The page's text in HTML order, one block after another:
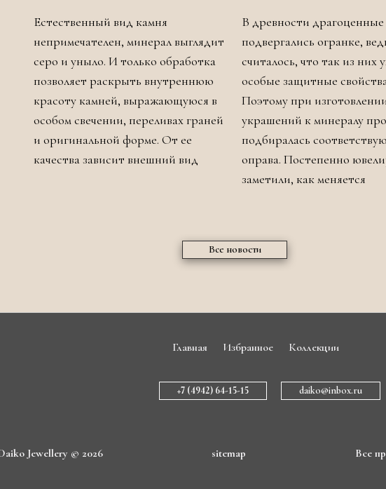
Естественный вид камня
непримечателен, минерал выглядит
серо и уныло. И только обработка
позволяет раскрыть внутреннюю
красоту камней, выражающуюся в
особом свечении, переливах граней
и оригинальной форме. От ее
качества зависит внешний вид
В древности
подвергались огранке,
считалось, что так из них
особые защитные
Поэтому при
украшений к минералу
подбиралась
оправа. Постепенно
заметили, как меняется
Все новости
Главная Избранное Коллекции
+7 (4942) 64-15-15 daiko@inbox.ru
Jewellery © 2026 sitemap Все